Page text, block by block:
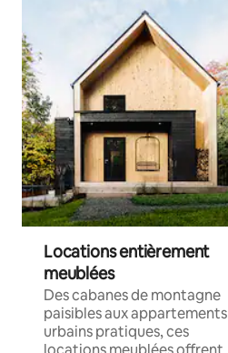
Locations entièrement
meublées
Des cabanes de montagne
paisibles aux appartements
urbains pratiques, ces